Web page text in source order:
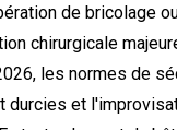
de bricolage
chirurgicale
les normes de
durcies et